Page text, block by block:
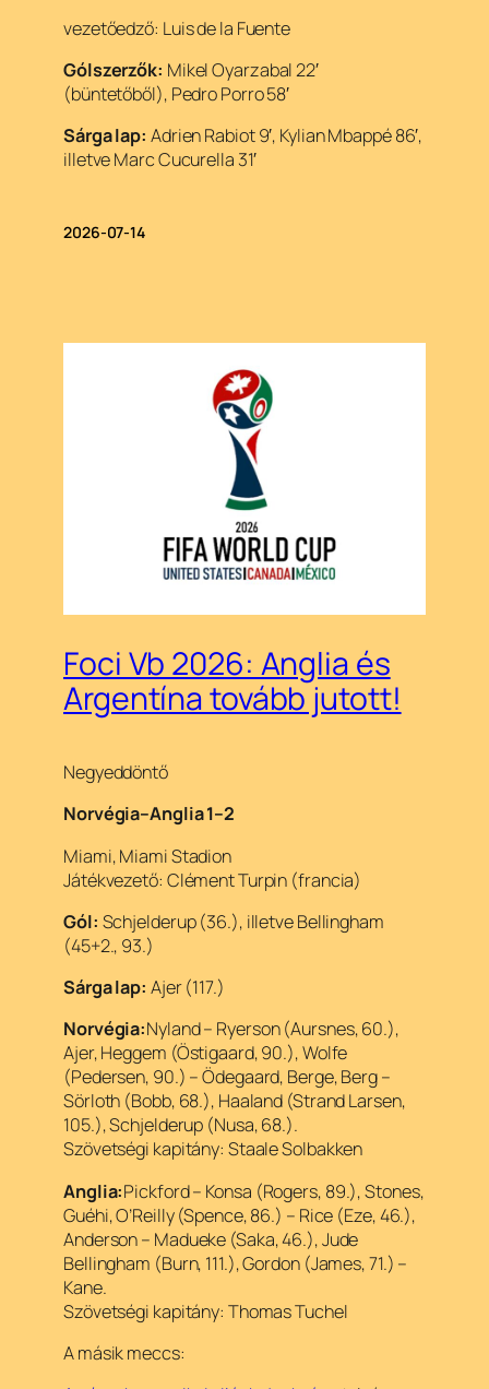
vezetőedző: Luis de la Fuente
Gólszerzők: Mikel Oyarzabal 22′
(büntetőből), Pedro Porro 58′
Sárga lap: Adrien Rabiot 9′, Kylian Mbappé 86′,
illetve Marc Cucurella 31′
2026-07-14
Foci Vb 2026: Anglia és
Argentína tovább jutott!
Negyeddöntő
Norvégia–Anglia 1–2
Miami, Miami Stadion
Játékvezető: Clément Turpin (francia)
Gól: Schjelderup (36.), illetve Bellingham
(45+2., 93.)
Sárga lap: Ajer (117.)
Norvégia:Nyland – Ryerson (Aursnes, 60.),
Ajer, Heggem (Östigaard, 90.), Wolfe
(Pedersen, 90.) – Ödegaard, Berge, Berg –
Sörloth (Bobb, 68.), Haaland (Strand Larsen,
105.), Schjelderup (Nusa, 68.).
Szövetségi kapitány: Staale Solbakken
Anglia:Pickford – Konsa (Rogers, 89.), Stones,
Guéhi, O’Reilly (Spence, 86.) – Rice (Eze, 46.),
Anderson – Madueke (Saka, 46.), Jude
Bellingham (Burn, 111.), Gordon (James, 71.) –
Kane.
Szövetségi kapitány: Thomas Tuchel
A másik meccs: